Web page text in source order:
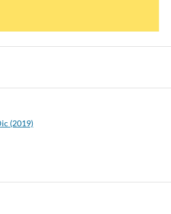
(2019)